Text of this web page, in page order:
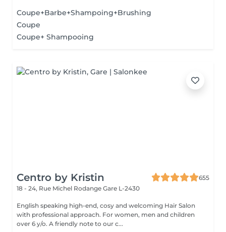
Coupe+Barbe+Shampoing+Brushing
Coupe
Coupe+ Shampooing
Centro by Kristin
655
18 - 24, Rue Michel Rodange Gare L-2430
English speaking high-end, cosy and welcoming Hair Salon
with professional approach. For women, men and children
over 6 y/o. A friendly note to our c...